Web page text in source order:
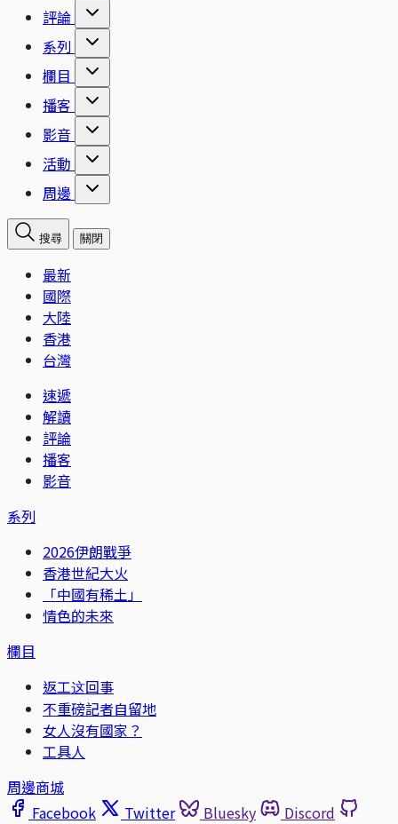
評論
系列
欄目
播客
影音
活動
周邊
搜尋 關閉
最新
國際
大陸
香港
台灣
速遞
解讀
評論
播客
影音
系列
2026伊朗戰爭
香港世紀大火
「中國有稀土」
情色的未來
欄目
返工这回事
不重磅記者自留地
女人沒有國家？
工具人
周邊商城
Facebook
Twitter Bluesky
Discord